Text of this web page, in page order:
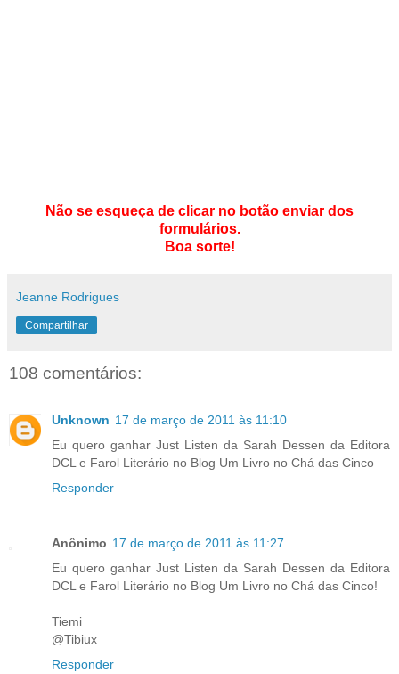
Não se esqueça de clicar no botão enviar dos
formulários.
Boa sorte!
Jeanne Rodrigues
Compartilhar
108 comentários:
Unknown 17 de março de 2011 às 11:10
Eu quero ganhar Just Listen da Sarah Dessen da Editora
DCL e Farol Literário no Blog Um Livro no Chá das Cinco
Responder
Anônimo 17 de março de 2011 às 11:27
Eu quero ganhar Just Listen da Sarah Dessen da Editora
DCL e Farol Literário no Blog Um Livro no Chá das Cinco!
Tiemi
@Tibiux
Responder